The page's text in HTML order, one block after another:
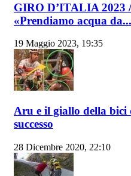
GIRO D’ITALIA 2023
«Prendiamo acqua da...
19 Maggio 2023, 19:35
Aru e il giallo della bici
successo
28 Dicembre 2020, 22:10